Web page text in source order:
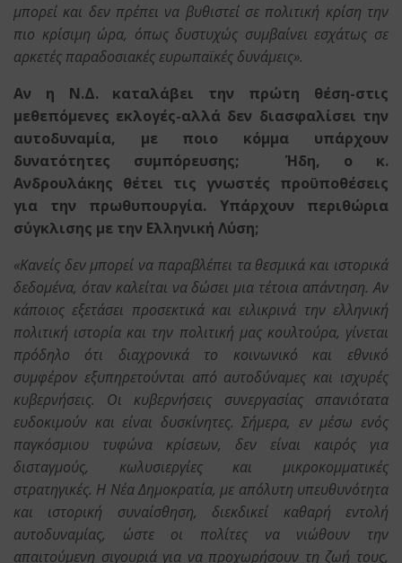
μπορεί και δεν πρέπει να βυθιστεί σε πολιτική κρίση την
πιο κρίσιμη ώρα, όπως δυστυχώς συμβαίνει εσχάτως σε
αρκετές παραδοσιακές ευρωπαϊκές δυνάμεις».
Αν η Ν.Δ. καταλάβει την πρώτη θέση-στις
μεθεπόμενες εκλογές-αλλά δεν διασφαλίσει την
αυτοδυναμία, με ποιο κόμμα υπάρχουν
δυνατότητες συμπόρευσης; Ήδη, ο κ.
Ανδρουλάκης θέτει τις γνωστές προϋποθέσεις
για την πρωθυπουργία. Υπάρχουν περιθώρια
σύγκλισης με την Ελληνική Λύση;
«Κανείς δεν μπορεί να παραβλέπει τα θεσμικά και ιστορικά
δεδομένα, όταν καλείται να δώσει μια τέτοια απάντηση. Αν
κάποιος εξετάσει προσεκτικά και ειλικρινά την ελληνική
πολιτική ιστορία και την πολιτική μας κουλτούρα, γίνεται
πρόδηλο ότι διαχρονικά το κοινωνικό και εθνικό
συμφέρον εξυπηρετούνται από αυτοδύναμες και ισχυρές
κυβερνήσεις. Οι κυβερνήσεις συνεργασίας σπανιότατα
ευδοκιμούν και είναι δυσκίνητες. Σήμερα, εν μέσω ενός
παγκόσμιου τυφώνα κρίσεων, δεν είναι καιρός για
δισταγμούς, κωλυσιεργίες και μικροκομματικές
στρατηγικές. Η Νέα Δημοκρατία, με απόλυτη υπευθυνότητα
και ιστορική συναίσθηση, διεκδικεί καθαρή εντολή
αυτοδυναμίας, ώστε οι πολίτες να νιώθουν την
απαιτούμενη σιγουριά για να προχωρήσουν τη ζωή τους,